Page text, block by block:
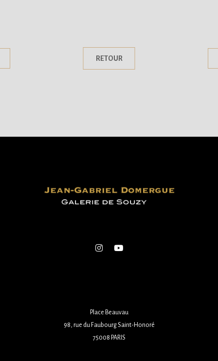
Place Beauvau
98, rue du Faubourg Saint-Honoré
75008 PARIS